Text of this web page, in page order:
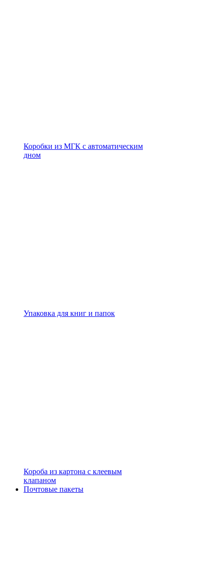
Коробки из МГК с автоматическим
дном
Упаковка для книг и папок
Короба из картона с клеевым
клапаном
Почтовые пакеты